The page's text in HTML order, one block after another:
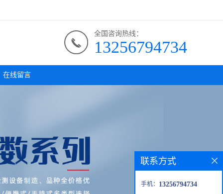
全国咨询热线：
13256794734
在线留言
联系方式
手机： 13256794734